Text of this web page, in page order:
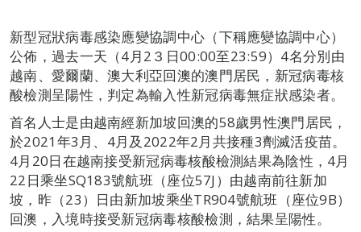
新型冠狀病毒感染應變協調中心（下稱應變協調中心）
公佈，過去一天（4月2３日00:00至23:59）4名分別由
越南、愛爾蘭、澳大利亞回澳的澳門居民，新冠病毒核
酸檢測呈陽性，判定為輸入性新冠病毒無症狀感染者。
首名人士是由越南經新加坡回澳的58歲男性澳門居民，
於2021年3月、4月及2022年2月共接種3劑滅活疫苗。
4月20日在越南接受新冠病毒核酸檢測結果為陰性，4月
22日乘坐SQ183號航班（座位57J）由越南前往新加
坡，昨（23）日由新加坡乘坐TR904號航班（座位9B）
回澳，入境時接受新冠病毒核酸檢測，結果呈陽性。